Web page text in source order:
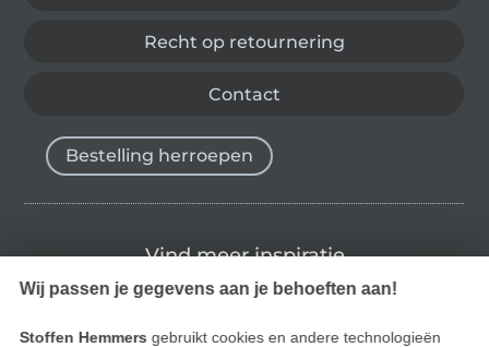
Recht op retournering
Contact
Bestelling herroepen
Vind meer inspiratie
Wij passen je gegevens aan je behoeften aan!
Stoffen Hemmers gebruikt cookies en andere technologieën